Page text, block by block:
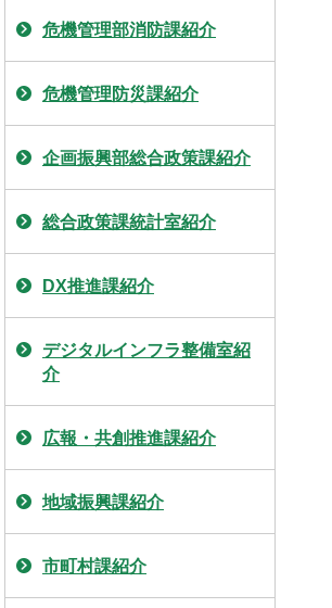
危機管理部消防課紹介
危機管理防災課紹介
企画振興部総合政策課紹介
総合政策課統計室紹介
DX推進課紹介
デジタルインフラ整備室紹
介
広報・共創推進課紹介
地域振興課紹介
市町村課紹介